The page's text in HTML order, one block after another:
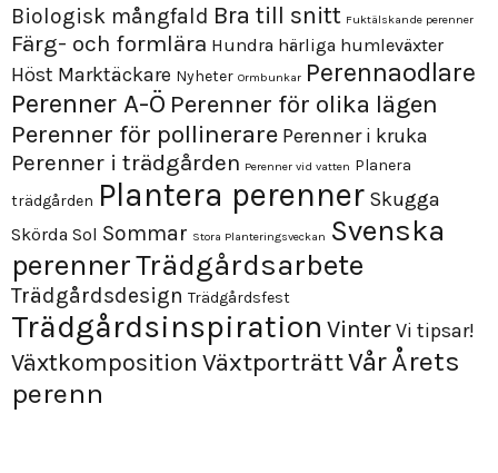
Biologisk mångfald Bra till snitt Fuktälskande perenner
Färg- och formlära Hundra härliga humleväxter
Höst Marktäckare Nyheter Ormbunkar Perennaodlare
Perenner A-Ö Perenner för olika lägen
Perenner för pollinerare Perenner i kruka
Perenner i trädgården Perenner vid vatten Planera
trädgården Plantera perenner Skugga
Skörda Sol Sommar Stora Planteringsveckan Svenska
perennerTrädgårdsarbete
Trädgårdsdesign Trädgårdsfest
Trädgårdsinspiration VinterVi tipsar!
Växtkomposition VäxtporträttVårÅrets
perenn